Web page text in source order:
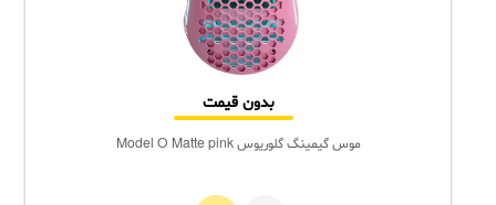
بدون قیمت
موس گیمینگ گلوریوس Model O Matte pink